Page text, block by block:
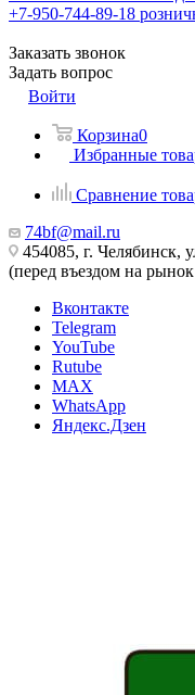
+7-950-744-89-18
Заказать звонок
Задать вопрос
Войти
Корзина0
Избранные
Сравнение
74bf@mail.ru
454085, г. Челябинск,
(перед въездом на
Вконтакте
Telegram
YouTube
Rutube
MAX
WhatsApp
Яндекс.Дзен